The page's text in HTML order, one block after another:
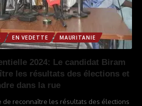
EN VEDETTE
MAURITANIE
2024: Le candidat Biram
les résultats des élections et
dans la rue
de reconnaître les résultats des élections